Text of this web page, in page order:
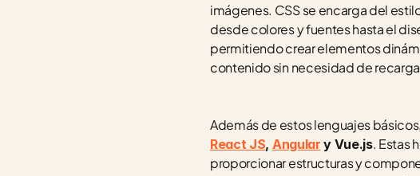
imágenes. CSS se encarga del
desde colores y fuentes hasta el
permitiendo crear elementos
contenido sin necesidad de
Además de estos lenguajes
React JS, Angular y Vue.js. Estas
proporcionar estructuras y